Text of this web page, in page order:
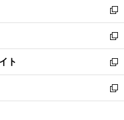
く
で
開
く
ド
ウ
で
開
く
い
ウ
ィ
ン
ド
ウ
で
開
新
し
い
ウ
ィ
ン
ド
ウ
新
し
い
ウ
ィ
ン
ト
新
し
い
ウ
新
し